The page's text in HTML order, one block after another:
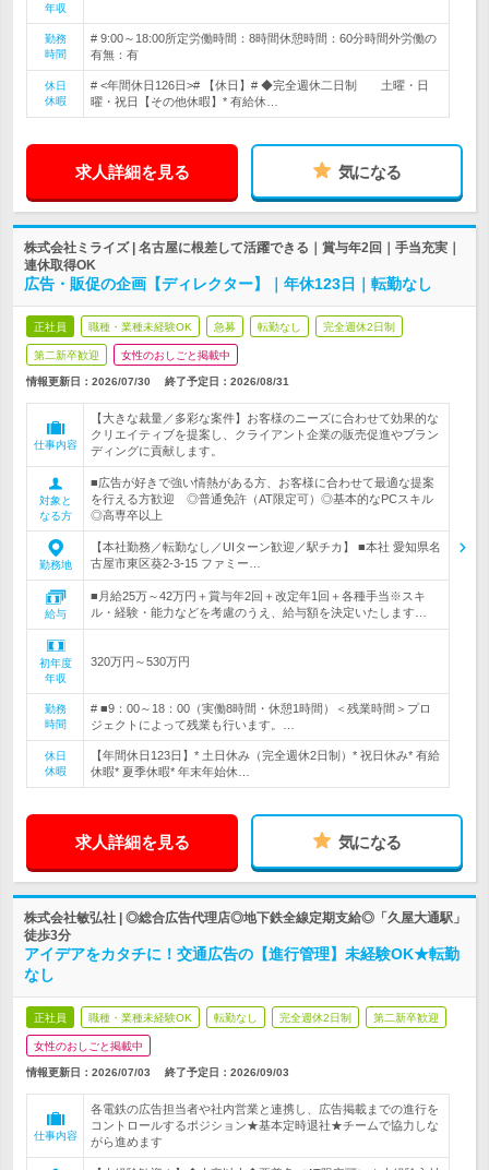
年収
勤務
時間
# 9:00～18:00所定労働時間：8時間休憩時間：60分時間外労働の
有無：有
休日
休暇
# <年間休日126日># 【休日】# ◆完全週休二日制 土曜・日
曜・祝日【その他休暇】* 有給休…
求人詳細を見る 気になる
株式会社ミライズ | 名古屋に根差して活躍できる｜賞与年2回｜手当充実｜
連休取得OK
広告・販促の企画【ディレクター】｜年休123日｜転勤なし
正社員 職種・業種未経験OK 急募 転勤なし 完全週休2日制
第二新卒歓迎 女性のおしごと掲載中
情報更新日：2026/07/30 終了予定日： 2026/08/31
仕事内容
【大きな裁量／多彩な案件】お客様のニーズに合わせて効果的な
クリエイティブを提案し、クライアント企業の販売促進やブラン
ディングに貢献します。
対象と
なる方
■広告が好きで強い情熱がある方、お客様に合わせて最適な提案
を行える方歓迎 ◎普通免許（AT限定可）◎基本的なPCスキル
◎高専卒以上
勤務地
【本社勤務／転勤なし／UIターン歓迎／駅チカ】 ■本社 愛知県名
古屋市東区葵2-3-15 ファミー…
給与
■月給25万～42万円＋賞与年2回＋改定年1回＋各種手当※スキ
ル・経験・能力などを考慮のうえ、給与額を決定いたします…
初年度
年収
320万円～530万円
勤務
時間
# ■9：00～18：00（実働8時間・休憩1時間）＜残業時間＞プロ
ジェクトによって残業も行います。…
休日
休暇
【年間休日123日】* 土日休み（完全週休2日制）* 祝日休み* 有給
休暇* 夏季休暇* 年末年始休…
求人詳細を見る 気になる
株式会社敏弘社 | ◎総合広告代理店◎地下鉄全線定期支給◎「久屋大通駅」
徒歩3分
アイデアをカタチに！交通広告の【進行管理】未経験OK★転勤
なし
正社員 職種・業種未経験OK 転勤なし 完全週休2日制 第二新卒歓迎
女性のおしごと掲載中
情報更新日：2026/07/03 終了予定日： 2026/09/03
仕事内容
各電鉄の広告担当者や社内営業と連携し、広告掲載までの進行を
コントロールするポジション★基本定時退社★チームで協力しな
がら進めます